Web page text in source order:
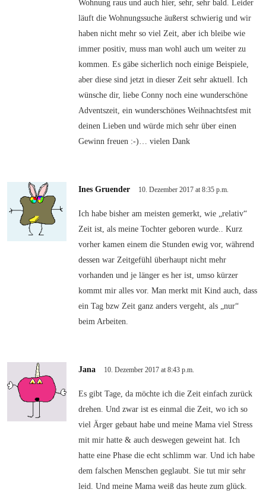
Wohnung raus und auch hier, sehr, sehr bald. Leider
läuft die Wohnungssuche äußerst schwierig und wir
haben nicht mehr so viel Zeit, aber ich bleibe wie
immer positiv, muss man wohl auch um weiter zu
kommen. Es gäbe sicherlich noch einige Beispiele,
aber diese sind jetzt in dieser Zeit sehr aktuell. Ich
wünsche dir, liebe Conny noch eine wunderschöne
Adventszeit, ein wunderschönes Weihnachtsfest mit
deinen Lieben und würde mich sehr über einen
Gewinn freuen :-)… vielen Dank
Ines Gruender 10. Dezember 2017 at 8:35 p.m.
Ich habe bisher am meisten gemerkt, wie „relativ“
Zeit ist, als meine Tochter geboren wurde.. Kurz
vorher kamen einem die Stunden ewig vor, während
dessen war Zeitgefühl überhaupt nicht mehr
vorhanden und je länger es her ist, umso kürzer
kommt mir alles vor. Man merkt mit Kind auch, dass
ein Tag bzw Zeit ganz anders vergeht, als „nur“
beim Arbeiten.
Jana 10. Dezember 2017 at 8:43 p.m.
Es gibt Tage, da möchte ich die Zeit einfach zurück
drehen. Und zwar ist es einmal die Zeit, wo ich so
viel Ärger gebaut habe und meine Mama viel Stress
mit mir hatte & auch deswegen geweint hat. Ich
hatte eine Phase die echt schlimm war. Und ich habe
dem falschen Menschen geglaubt. Sie tut mir sehr
leid. Und meine Mama weiß das heute zum glück.